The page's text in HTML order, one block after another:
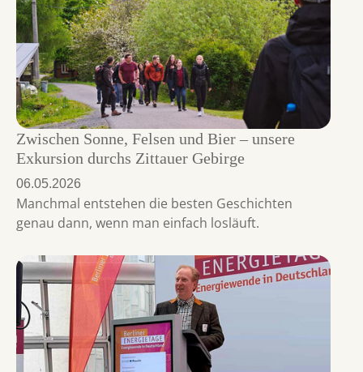
Zwischen Sonne, Felsen und Bier – unsere
Exkursion durchs Zittauer Gebirge
06.05.2026
Manchmal entstehen die besten Geschichten
genau dann, wenn man einfach losläuft.